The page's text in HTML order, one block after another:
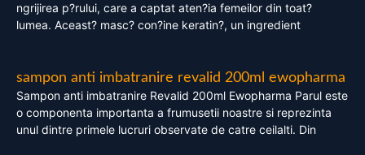
ngrijirea p?rului, care a captat aten?ia femeilor din toat?
lumea. Aceast? masc? con?ine keratin?, un ingredient
sampon anti imbatranire revalid 200ml ewopharma
Sampon anti imbatranire Revalid 200ml Ewopharma Parul este
o componenta importanta a frumusetii noastre si reprezinta
unul dintre primele lucruri observate de catre ceilalti. Din